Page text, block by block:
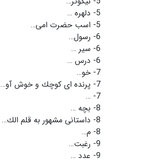
5- دلهره …
5- اسب حضرت امی…
6- رسول…
6- سیر …
6- درس …
7- خو…
7- پرنده ای كوچك و خوش آو…
7-
…
8- بچه …
8- داستانی مشهور به قلم الك…
8- م…
9- رغبت…
9- عدد …